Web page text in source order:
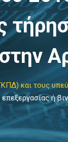
και τους
ή